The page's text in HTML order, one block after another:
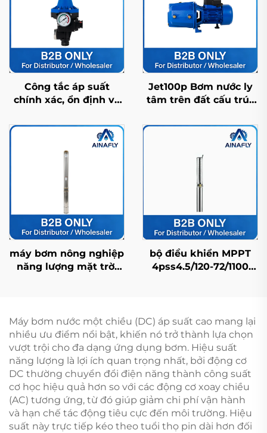
Công tắc áp suất
chính xác, ổn định và
áp suất tự động
Jet100p Bơm nước ly
tâm trên đất cấu trúc
cao, ổn định và đa
máy bơm nông nghiệp
năng lượng mặt trời
tiêu cây trồng
bộ điều khiển MPPT
4pss4.5/120-72/1100
nước sinh hoạt gia
đình
Máy bơm nước một chiều (DC) áp suất cao mang lại
nhiều ưu điểm nổi bật, khiến nó trở thành lựa chọn
vượt trội cho đa dạng ứng dụng bơm. Hiệu suất
năng lượng là lợi ích quan trọng nhất, bởi động cơ
DC thường chuyển đổi điện năng thành công suất
cơ học hiệu quả hơn so với các động cơ xoay chiều
(AC) tương ứng, từ đó giúp giảm chi phí vận hành
và hạn chế tác động tiêu cực đến môi trường. Hiệu
suất này trực tiếp kéo theo tuổi thọ pin dài hơn đối